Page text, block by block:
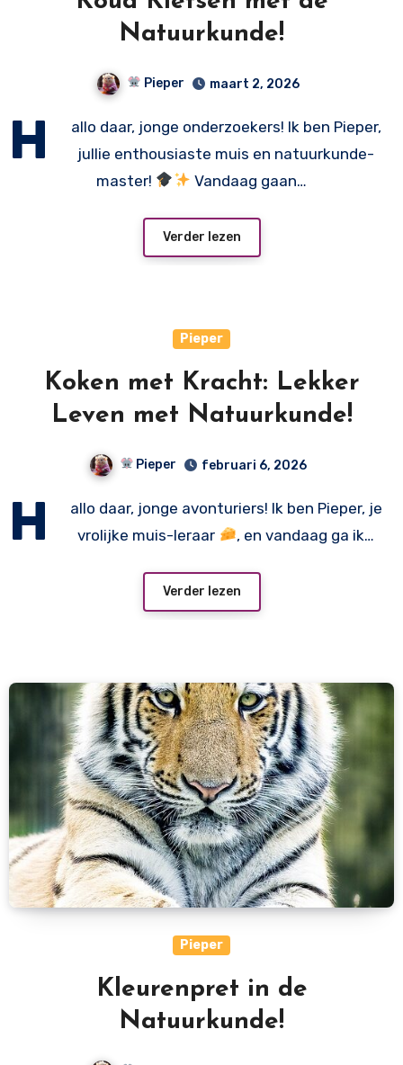
Natuurkunde!
Pieper maart 2, 2026
H
allo daar, jonge onderzoekers! Ik ben Pieper,
jullie enthousiaste muis en natuurkunde-
master!
Vandaag gaan…
Verder lezen
Pieper
Koken met Kracht: Lekker
Leven met Natuurkunde!
Pieper februari 6, 2026
H
allo daar, jonge avonturiers! Ik ben Pieper, je
vrolijke muis-leraar
, en vandaag ga ik…
Verder lezen
Pieper
Kleurenpret in de
Natuurkunde!